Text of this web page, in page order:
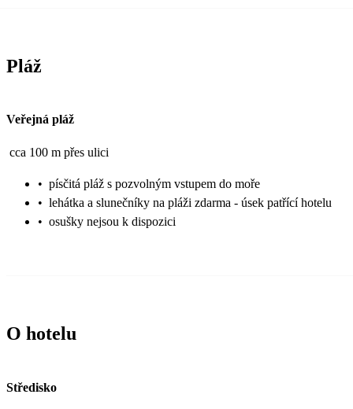
Pláž
Veřejná pláž
cca 100 m přes ulici
• písčitá pláž s pozvolným vstupem do moře
• lehátka a slunečníky na pláži zdarma - úsek patřící hotelu
• osušky nejsou k dispozici
O hotelu
Středisko